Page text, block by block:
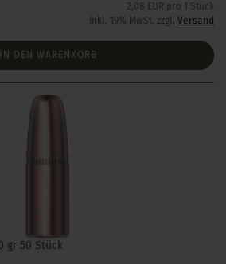
2,08 EUR pro 1 Stück
inkl. 19% MwSt. zzgl. Versand
IN DEN WARENKORB
gr 50 Stück